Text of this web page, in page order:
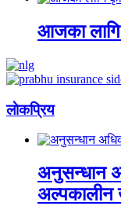
आजका
लाेकप्रिय
अनुसन्धान
अल्पकालीन